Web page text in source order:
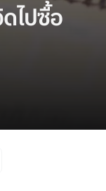
ไปซื้อ